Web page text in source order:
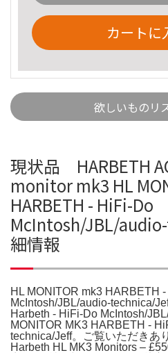
カートに
欲しいものリ
現状品 HARBETH
monitor mk3 HL
HARBETH - HiFi-Do
McIntosh/JBL/
細情報
HL MONITOR mk3 HARBETH
McIntosh/JBL/audio-technica/
Harbeth - HiFi-Do McIntosh/
MONITOR MK3 HARBETH -
technica/Jeff。ご覧いただきあ
Harbeth HL MK3 Monitors –